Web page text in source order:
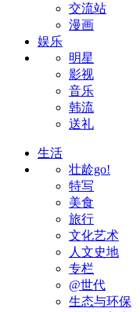
交流站
漫画
娱乐
明星
影视
音乐
韩流
送礼
生活
壮龄go!
特写
美食
旅行
文化艺术
人文史地
专栏
@世代
生态与环保